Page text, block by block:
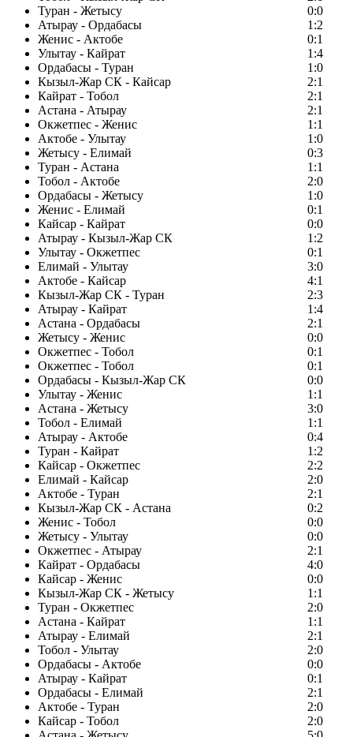
Туран - Жетысу
0:0
Атырау - Ордабасы
1:2
Женис - Актобе
0:1
Улытау - Кайрат
1:4
Ордабасы - Туран
1:0
Кызыл-Жар СК - Кайсар
2:1
Кайрат - Тобол
2:1
Астана - Атырау
2:1
Окжетпес - Женис
1:1
Актобе - Улытау
1:0
Жетысу - Елимай
0:3
Туран - Астана
1:1
Тобол - Актобе
2:0
Ордабасы - Жетысу
1:0
Женис - Елимай
0:1
Кайсар - Кайрат
0:0
Атырау - Кызыл-Жар СК
1:2
Улытау - Окжетпес
0:1
Елимай - Улытау
3:0
Актобе - Кайсар
4:1
Кызыл-Жар СК - Туран
2:3
Атырау - Кайрат
1:4
Астана - Ордабасы
2:1
Жетысу - Женис
0:0
Окжетпес - Тобол
0:1
Окжетпес - Тобол
0:1
Ордабасы - Кызыл-Жар СК
0:0
Улытау - Женис
1:1
Астана - Жетысу
3:0
Тобол - Елимай
1:1
Атырау - Актобе
0:4
Туран - Кайрат
1:2
Кайсар - Окжетпес
2:2
Елимай - Кайсар
2:0
Актобе - Туран
2:1
Кызыл-Жар СК - Астана
0:2
Женис - Тобол
0:0
Жетысу - Улытау
0:0
Окжетпес - Атырау
2:1
Кайрат - Ордабасы
4:0
Кайсар - Женис
0:0
Кызыл-Жар СК - Жетысу
1:1
Туран - Окжетпес
2:0
Астана - Кайрат
1:1
Атырау - Елимай
2:1
Тобол - Улытау
2:0
Ордабасы - Актобе
0:0
Атырау - Кайрат
0:1
Ордабасы - Елимай
2:1
Актобе - Туран
2:0
Кайсар - Тобол
2:0